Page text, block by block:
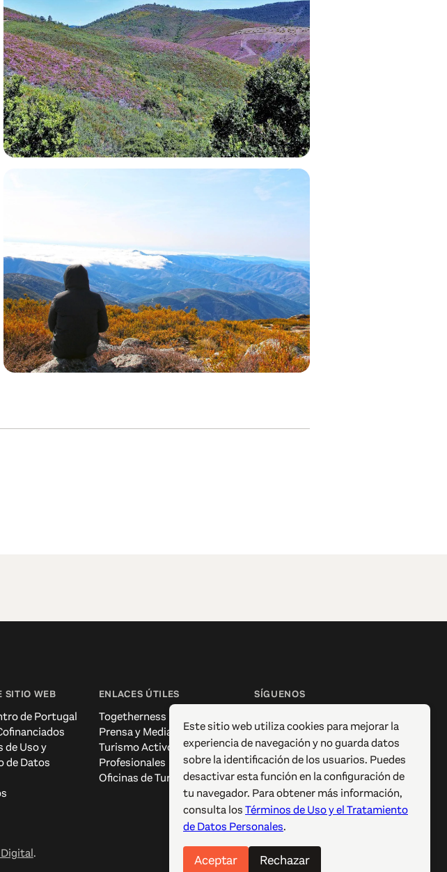
SITIO WEB
de Portugal
de Uso y
de Datos
ENLACES ÚTILES
Togetherness
Prensa y Media
Turismo Activo
Profesionales
Oficinas de Turismo
SÍGUENOS
Instagram
X / Twitter
Pinterest
YouTube
.
Este sitio web utiliza cookies para mejorar la
experiencia de navegación y no guarda datos
sobre la identificación de los usuarios. Puedes
desactivar esta función en la configuración de
tu navegador. Para obtener más información,
consulta losTérminos de Uso y el Tratamiento
de Datos Personales.
Aceptar Rechazar